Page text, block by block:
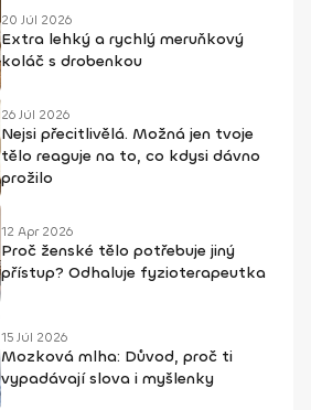
20 Júl 2026
Extra lehký a rychlý meruňkový
koláč s drobenkou
26 Júl 2026
Nejsi přecitlivělá. Možná jen tvoje
tělo reaguje na to, co kdysi dávno
prožilo
12 Apr 2026
Proč ženské tělo potřebuje jiný
přístup? Odhaluje fyzioterapeutka
15 Júl 2026
Mozková mlha: Důvod, proč ti
vypadávají slova i myšlenky